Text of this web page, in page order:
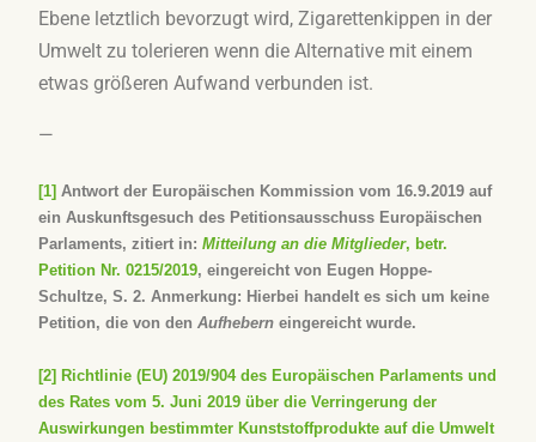
Ebene letztlich bevorzugt wird, Zigarettenkippen in der
Umwelt zu tolerieren wenn die Alternative mit einem
etwas größeren Aufwand verbunden ist.
—
[1]Antwort der Europäischen Kommission vom 16.9.2019 auf
ein Auskunftsgesuch des Petitionsausschuss Europäischen
Parlaments, zitiert in: Mitteilung an die Mitglieder, betr.
Petition Nr. 0215/2019, eingereicht von Eugen Hoppe-
Schultze, S. 2. Anmerkung: Hierbei handelt es sich um keine
Petition, die von den Aufheberneingereicht wurde.
[2] Richtlinie (EU) 2019/904 des Europäischen Parlaments und
des Rates vom 5. Juni 2019 über die Verringerung der
Auswirkungen bestimmter Kunststoffprodukte auf die Umwelt